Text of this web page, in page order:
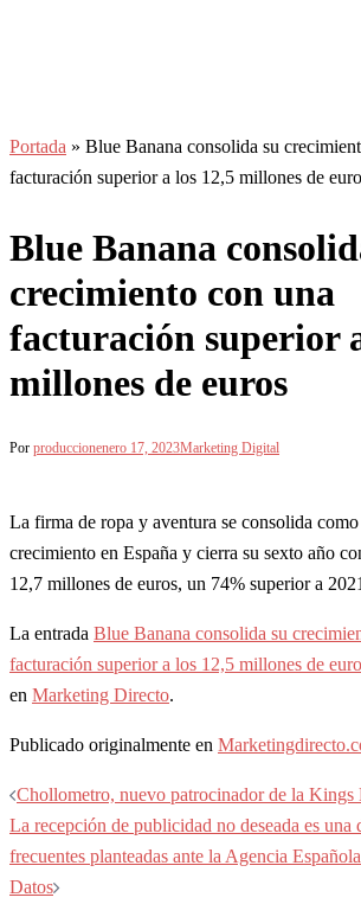
Portada » Blue Banana consolida su
facturación superior a los 12,5 millones de
Blue Banana
crecimiento con una
facturación superior
millones de euros
Por produccionenero 17, 2023Marketing Digital
La firma de ropa y aventura se consolida
crecimiento en España y cierra su sexto año
12,7 millones de euros, un 74% superior a
La entrada Blue Banana consolida su
facturación superior a los 12,5 millones de
en Marketing Directo.
Publicado originalmente en
Navegación
de
entradas
Chollometro, nuevo patrocinador de la Kings
La recepción de publicidad no deseada es una
frecuentes planteadas ante la Agencia
Datos